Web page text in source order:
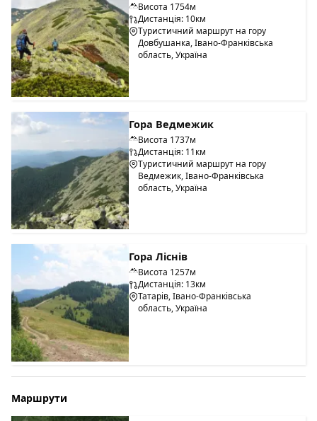
Висота 1754м
Дистанція: 10км
Туристичний маршрут на гору
Довбушанка, Івано-Франківська
область, Україна
Гора Ведмежик
Висота 1737м
Дистанція: 11км
Туристичний маршрут на гору
Ведмежик, Івано-Франківська
область, Україна
Гора Ліснів
Висота 1257м
Дистанція: 13км
Татарів, Івано-Франківська
область, Україна
Маршрути